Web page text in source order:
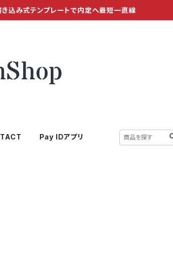
込み式テンプレートで内定へ最短一直線
Pay IDアプリ